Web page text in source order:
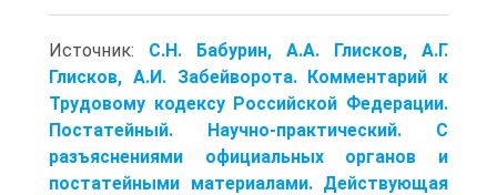
Источник: С.Н. Бабурин, А.А. Глисков, А.Г.
Глисков, А.И. Забейворота. Комментарий к
Трудовому кодексу Российской Федерации.
Постатейный. Научно-практический. С
разъяснениями официальных органов и
постатейными материалами. Действующая